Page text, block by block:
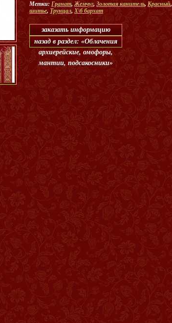
Метки: Гранат,Жемчуг, Золотая канитель, Красный,
шитье, Трунцал,Х\б бархат
заказать информацию
назад в раздел: «Облачения
архиерейские, омофоры,
мантии, подсакосники»